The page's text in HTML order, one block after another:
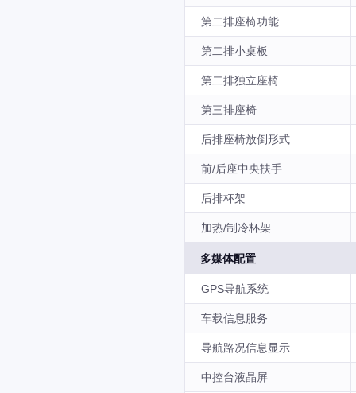
第二排座椅功能
第二排小桌板
第二排独立座椅
第三排座椅
后排座椅放倒形式
前/后座中央扶手
后排杯架
加热/制冷杯架
多媒体配置
GPS导航系统
车载信息服务
导航路况信息显示
中控台液晶屏